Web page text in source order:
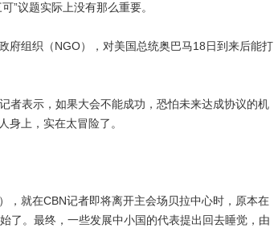
”议题实际上没有那么重要。
组织（NGO），对美国总统奥巴马18日到来后能打
表示，如果大会不能成功，恐怕未来达成协议的机
身上，实在太冒险了。
就在CBN记者即将离开主会场贝拉中心时，原本在
了。最终，一些发展中小国的代表提出回去睡觉，由